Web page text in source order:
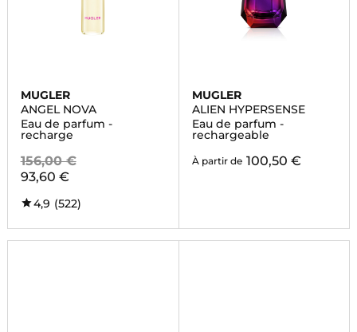
MUGLER
ANGEL NOVA
Eau de parfum -
recharge
156,00 €
93,60 €
4,9 (522)
MUGLER
ALIEN HYPERSENSE
Eau de parfum -
rechargeable
À partir de 100,50 €